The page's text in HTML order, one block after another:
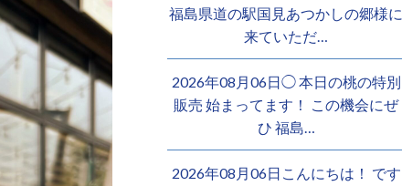
福島県道の駅国見あつかしの郷様に
来ていただ…
2026年08月06日◯ 本日の桃の特別
販売 始まってます！ この機会にぜ
ひ 福島…
2026年08月06日こんにちは！ です